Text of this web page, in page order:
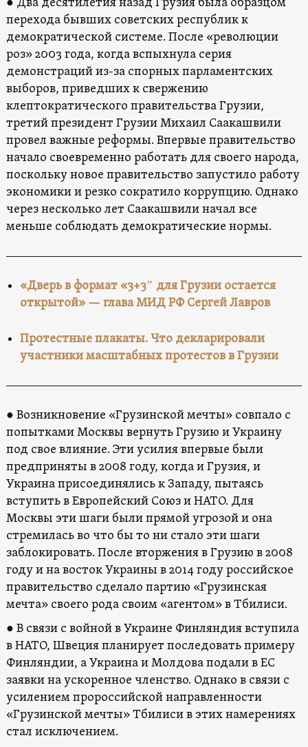
перехода бывших советских республик к
демократической системе. После «революции
роз» 2003 года, когда вспыхнула серия
демонстраций из-за спорных парламентских
выборов, приведших к свержению
клептократического правительства Грузии,
третий президент Грузии Михаил Саакашвили
провел важные реформы. Впервые правительство
начало своевременно работать для своего народа,
поскольку новое правительство запустило работу
экономики и резко сократило коррупцию. Однако
через несколько лет Саакашвили начал все
меньше соблюдать демократические нормы.
«Дверь в формат «3+3″ для Грузии остается
открытой» — глава МИД РФ Сергей Лавров
Протестные плакаты. Что декларировали
участники масштабных протестов в Грузии
● Возникновение «Грузинской мечты» совпало с
попытками Москвы вернуть Грузию и Украину
под свое влияние. Эти усилия впервые были
предприняты в 2008 году, когда и Грузия, и
Украина присоединялись к Западу, пытаясь
вступить в Европейский Союз и НАТО. Для
Москвы эти шаги были прямой угрозой и она
стремилась во что бы то ни стало эти шаги
заблокировать. После вторжения в Грузию в 2008
году и на восток Украины в 2014 году российское
правительство сделало партию «Грузинская
мечта» своего рода своим «агентом» в Тбилиси.
● В связи с войной в Украине Финляндия вступила
в НАТО, Швеция планирует последовать примеру
Финляндии, а Украина и Молдова подали в ЕС
заявки на ускоренное членство. Однако в связи с
усилением пророссийской направленности
«Грузинской мечты» Тбилиси в этих намерениях
стал исключением.